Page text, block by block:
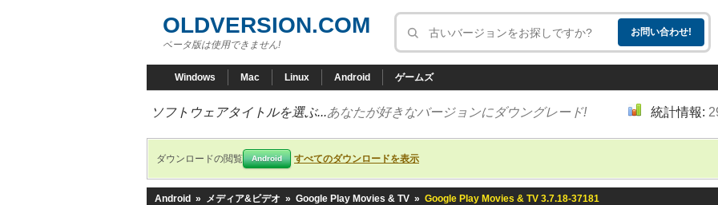
OLDVERSION.COM
ベータ版は使用できません!
Windows Mac Linux Android ゲームズ
ソフトウェアタイトルを選ぶ...あなたが好きなバージョンにダウングレード! 統計情報:
ダウンロードの閲覧 Android すべてのダウンロードを表示
Android » メディア&ビデオ » Google Play Movies & TV » Google Play Movies & TV 3.7.18-37181